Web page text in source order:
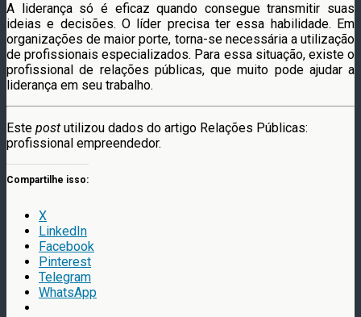
A liderança só é eficaz quando consegue transmitir suas
ideias e decisões. O líder precisa ter essa habilidade. Em
organizações de maior porte, torna-se necessária a utilização
de profissionais especializados. Para essa situação, existe o
profissional de relações públicas, que muito pode ajudar a
liderança em seu trabalho.
Este post utilizou dados do artigo Relações Públicas:
profissional empreendedor.
Compartilhe isso:
X
LinkedIn
Facebook
Pinterest
Telegram
WhatsApp